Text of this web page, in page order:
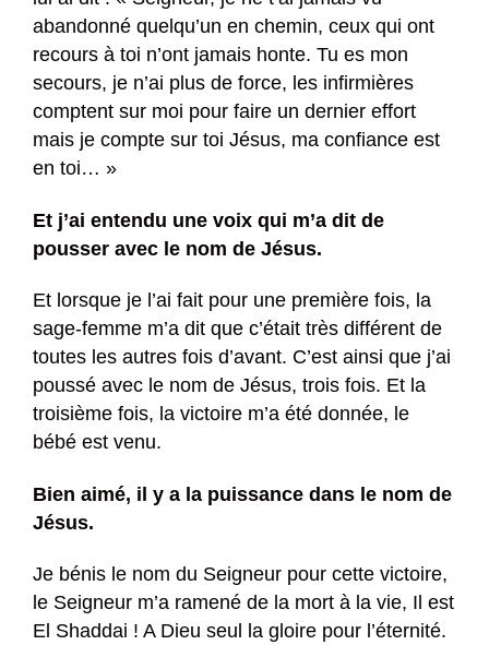
abandonné quelqu’un en chemin, ceux qui ont
recours à toi n’ont jamais honte. Tu es mon
secours, je n’ai plus de force, les infirmières
comptent sur moi pour faire un dernier effort
mais je compte sur toi Jésus, ma confiance est
en toi… »
Et j’ai entendu une voix qui m’a dit de
pousser avec le nom de Jésus.
Et lorsque je l’ai fait pour une première fois, la
sage-femme m’a dit que c’était très différent de
toutes les autres fois d’avant. C’est ainsi que j’ai
poussé avec le nom de Jésus, trois fois. Et la
troisième fois, la victoire m’a été donnée, le
bébé est venu.
Bien aimé, il y a la puissance dans le nom de
Jésus.
Je bénis le nom du Seigneur pour cette victoire,
le Seigneur m’a ramené de la mort à la vie, Il est
El Shaddai ! A Dieu seul la gloire pour l’éternité.